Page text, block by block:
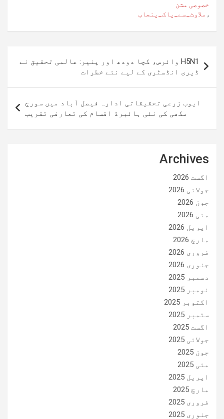
خصوصی مشن
, ملاوٹ_سے_پاک_پنجاب
کی
نیویگیشن
H5N1 وائرس، کچا دودھ اور پنیر: عالمی تحقیق نے
ڈیری انڈسٹری کے لیے نئے خطرات
ایوب زرعی تحقیقاتی ادارہ فیصل آباد میں سورج
مکھی کی نئی ہائبرڈ اقسام کی تعارفی تقریب
Archives
اگست 2026
جولائی 2026
جون 2026
مئی 2026
اپریل 2026
مارچ 2026
فروری 2026
جنوری 2026
دسمبر 2025
نومبر 2025
اکتوبر 2025
ستمبر 2025
اگست 2025
جولائی 2025
جون 2025
مئی 2025
اپریل 2025
مارچ 2025
فروری 2025
جنوری 2025